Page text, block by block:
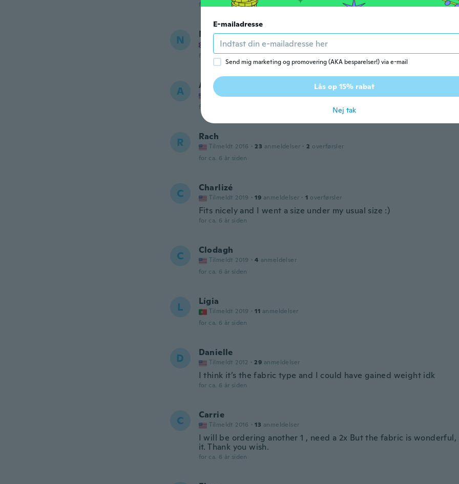
for ca. 6 år siden
N Nicole
Tilmeldt 2015 · 25 anmeldelser
for ca. 6 år siden
A Athena
Tilmeldt 2018 · 31 anmeldelser · 16 overførsler
for ca. 6 år siden
R Rach
Tilmeldt 2016 · 23 anmeldelser · 2 overførsler
for ca. 6 år siden
C Charlizé
Tilmeldt 2019 · 19 anmeldelser · 1 overførsler
Fits nicely and I went a size under my usual size :)
for ca. 6 år siden
C Clodagh
Tilmeldt 2019 · 4 anmeldelser
for ca. 6 år siden
L Lígia
Tilmeldt 2019 · 11 anmeldelser
for ca. 6 år siden
D Danielle
Tilmeldt 2012 · 29 anmeldelser
I think it’s the fabric type and I could have gained weight idk
for ca. 6 år siden
C Carrie
Tilmeldt 2016 · 13 anmeldelser
I will be ordering another 1 , need a 2x But the fabric is
it. Thank you wish.
for ca. 6 år siden
E-mailadresse
Send mig marketing og promovering (AKA besparelser!) via e-mail
Lås op 15% rabat
Nej tak